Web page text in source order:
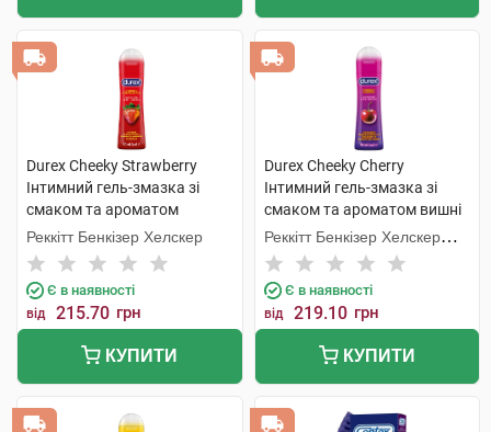
Durex Cheeky Strawberry
Інтимний гель-змазка зі
смаком та ароматом
полуниці 50 мл 1 флакон
Реккітт Бенкізер Хелскер
Є в наявності
від 215.70 грн
КУПИТИ
Durex Cheeky Cherry
Інтимний гель-змазка зі
смаком та ароматом вишні
50 мл 1 флакон
Реккітт Бенкізер Хелскер
Мануфектурінг
Є в наявності
від 219.10 грн
КУПИТИ